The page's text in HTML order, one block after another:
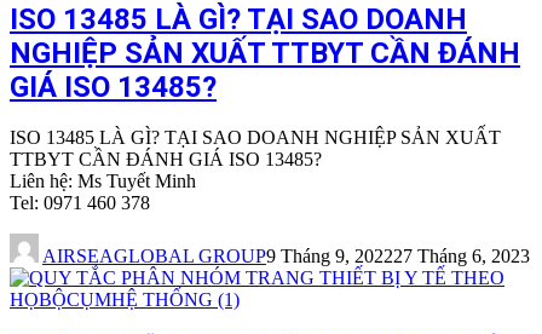
ISO 13485 LÀ GÌ? TẠI SAO DOANH
NGHIỆP SẢN XUẤT TTBYT CẦN ĐÁNH
GIÁ ISO 13485?
ISO 13485 LÀ GÌ? TẠI SAO DOANH NGHIỆP SẢN XUẤT
TTBYT CẦN ĐÁNH GIÁ ISO 13485?
Liên hệ: Ms Tuyết Minh
Tel: 0971 460 378
AIRSEAGLOBAL GROUP9 Tháng 9, 202227 Tháng 6, 2023